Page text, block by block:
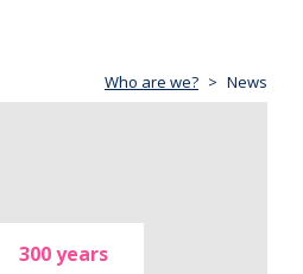
Who are we? News
300 years